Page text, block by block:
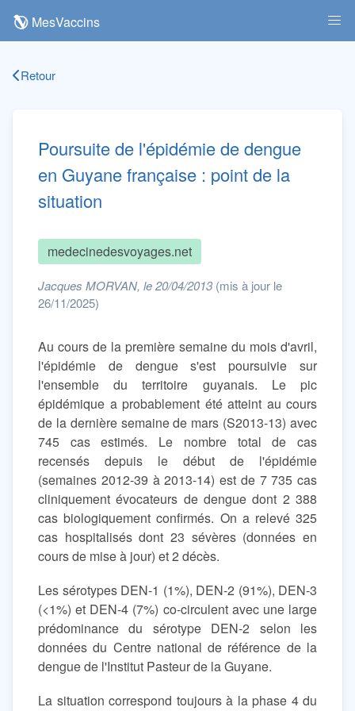
MesVaccins
Retour
Poursuite de l'épidémie de dengue
en Guyane française : point de la
situation
medecinedesvoyages.net
Jacques MORVAN, le 20/04/2013 (mis à jour le
26/11/2025)
Au cours de la première semaine du mois d'avril,
l'épidémie de dengue s'est poursuivie sur
l'ensemble du territoire guyanais. Le pic
épidémique a probablement été atteint au cours
de la dernière semaine de mars (S2013-13) avec
745 cas estimés. Le nombre total de cas
recensés depuis le début de l'épidémie
(semaines 2012-39 à 2013-14) est de 7 735 cas
cliniquement évocateurs de dengue dont 2 388
cas biologiquement confirmés. On a relevé 325
cas hospitalisés dont 23 sévères (données en
cours de mise à jour) et 2 décès.
Les sérotypes DEN-1 (1%), DEN-2 (91%), DEN-3
(<1%) et DEN-4 (7%) co-circulent avec une large
prédominance du sérotype DEN-2 selon les
données du Centre national de référence de la
dengue de l'Institut Pasteur de la Guyane.
La situation correspond toujours à la phase 4 du